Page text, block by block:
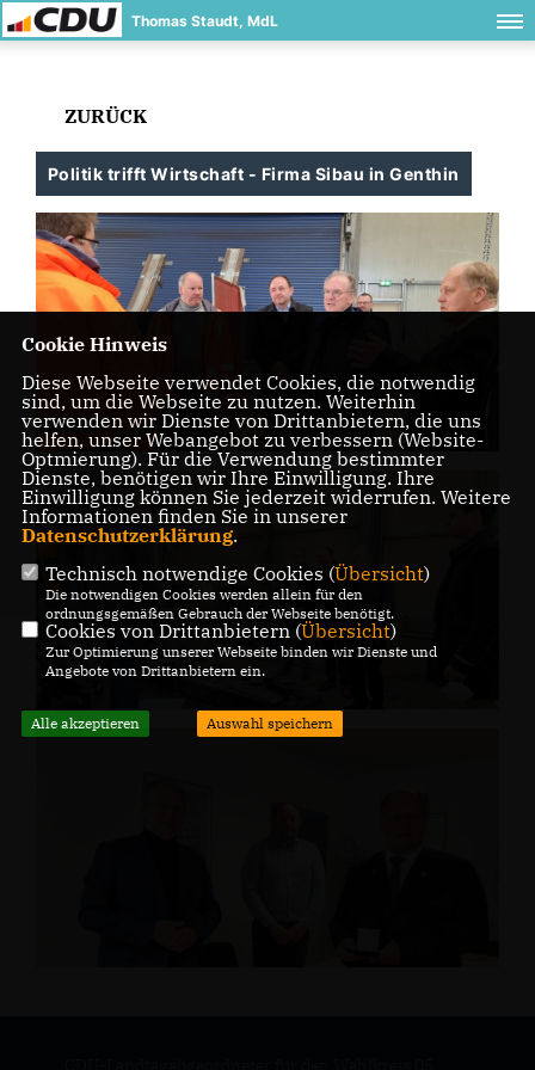
Thomas Staudt, MdL
ZURÜCK
Politik trifft Wirtschaft - Firma Sibau in Genthin
Cookie Hinweis
Diese Webseite verwendet Cookies, die notwendig
sind, um die Webseite zu nutzen. Weiterhin
verwenden wir Dienste von Drittanbietern, die uns
helfen, unser Webangebot zu verbessern (Website-
Optmierung). Für die Verwendung bestimmter
Dienste, benötigen wir Ihre Einwilligung. Ihre
Einwilligung können Sie jederzeit widerrufen. Weitere
Informationen finden Sie in unserer
Datenschutzerklärung.
Technisch notwendige Cookies (Übersicht)
Die notwendigen Cookies werden allein für den
ordnungsgemäßen Gebrauch der Webseite benötigt.
Cookies von Drittanbietern (Übersicht)
Zur Optimierung unserer Webseite binden wir Dienste und
Angebote von Drittanbietern ein.
Alle akzeptieren Auswahl speichern